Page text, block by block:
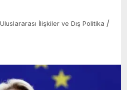
Uluslararası İlişkiler ve Dış Politika /